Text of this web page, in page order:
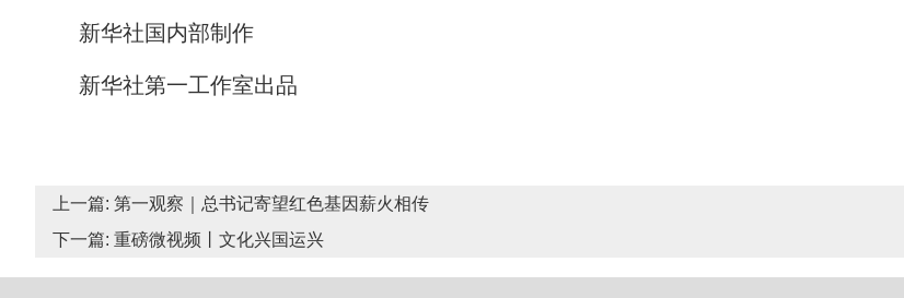
新华社国内部制作
新华社第一工作室出品
上一篇: 第一观察｜总书记寄望红色基因薪火相传
下一篇: 重磅微视频丨文化兴国运兴